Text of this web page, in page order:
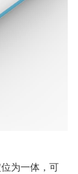
为一体，可